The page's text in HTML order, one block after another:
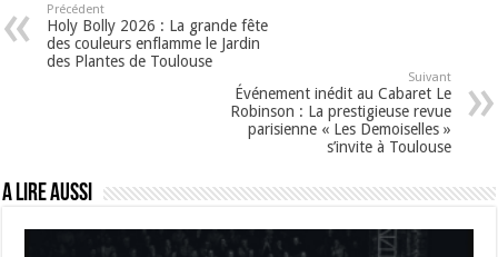
Précédent
Holy Bolly 2026 : La grande fête
des couleurs enflamme le Jardin
des Plantes de Toulouse
Suivant
Événement inédit au Cabaret Le
Robinson : La prestigieuse revue
parisienne « Les Demoiselles »
s’invite à Toulouse
A lire aussi